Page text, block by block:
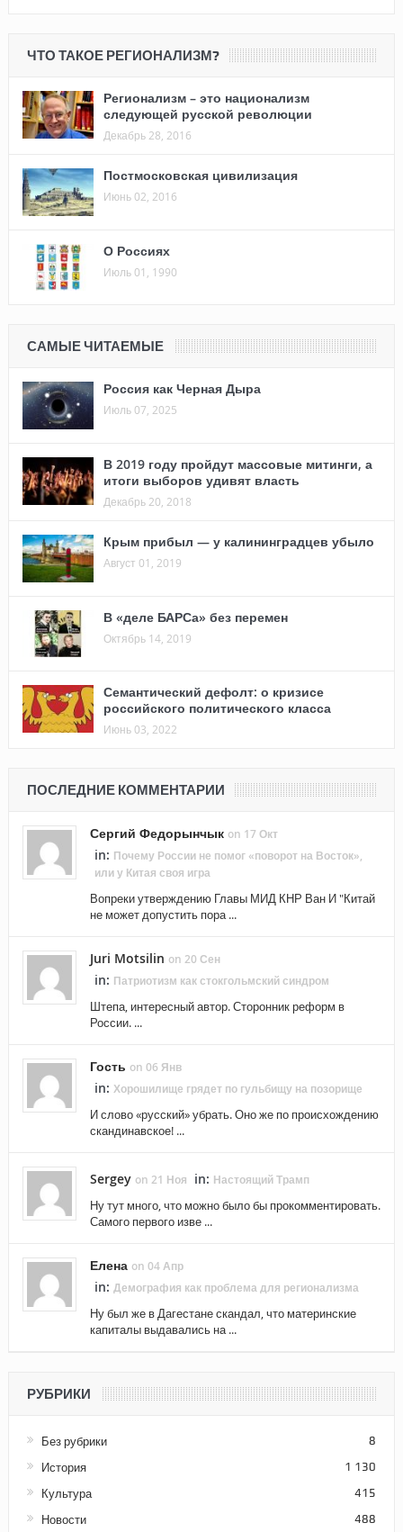
ЧТО ТАКОЕ РЕГИОНАЛИЗМ?
Регионализм – это национализм
следующей русской революции
Декабрь 28, 2016
Постмосковская цивилизация
Июнь 02, 2016
О Россиях
Июль 01, 1990
САМЫЕ ЧИТАЕМЫЕ
Россия как Черная Дыра
Июль 07, 2025
В 2019 году пройдут массовые митинги, а
итоги выборов удивят власть
Декабрь 20, 2018
Крым прибыл — у калининградцев убыло
Август 01, 2019
В «деле БАРСа» без перемен
Октябрь 14, 2019
Семантический дефолт: о кризисе
российского политического класса
Июнь 03, 2022
ПОСЛЕДНИЕ КОММЕНТАРИИ
Сергий Федорынчык on 17 Окт
in: Почему России не помог «поворот на Восток»,
или у Китая своя игра
Вопреки утверждению Главы МИД КНР Ван И "Китай
не может допустить пора ...
Juri Motsilin on 20 Сен
in: Патриотизм как стокгольмский синдром
Штепа, интересный автор. Сторонник реформ в
России. ...
Гость on 06 Янв
in: Хорошилище грядет по гульбищу на позорище
И слово «русский» убрать. Оно же по происхождению
скандинавское! ...
Sergey on 21 Ноя in: Настоящий Трамп
Ну тут много, что можно было бы прокомментировать.
Самого первого изве ...
Елена on 04 Апр
in: Демография как проблема для регионализма
Ну был же в Дагестане скандал, что материнские
капиталы выдавались на ...
РУБРИКИ
Без рубрики 8
История 1 130
Культура 415
Новости 488